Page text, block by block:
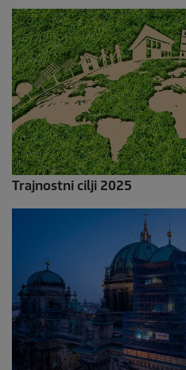
Trajnostni cilji 2025